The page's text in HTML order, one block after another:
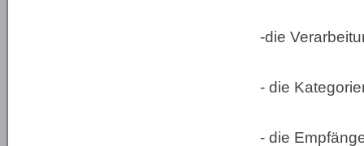
-die
- die
- die